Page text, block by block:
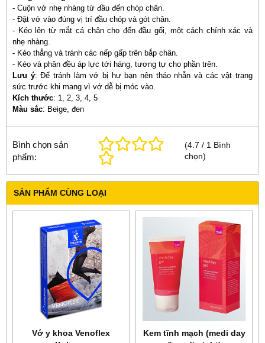
- Cuộn vớ nhẹ nhàng từ đầu đến chóp chân.
- Đặt vớ vào đúng vị trí đầu chóp và gót chân.
- Kéo lên từ mắt cá chân cho đến đầu gối, một cách chính xác và
nhẹ nhàng.
- Kéo thẳng và tránh các nếp gấp trên bắp chân.
- Kéo và phân đều áp lực tới háng, tương tự cho phần trên.
Lưu ý: Để tránh làm vớ bị hư bạn nên tháo nhẫn và các vật trang
sức trước khi mang vì vớ dễ bị móc vào.
Kích thước: 1, 2, 3, 4, 5
Màu sắc: Beige, đen
Bình chọn sản
phẩm:
(4.7 / 1 Bình
chọn)
SẢN PHẨM CÙNG LOẠI
Vớ y khoa Venoflex
Kem tĩnh mạch (medi day